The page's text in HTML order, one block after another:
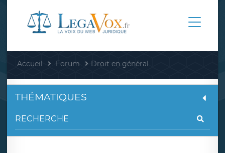
Accueil Forum Droit en général
THÉMATIQUES